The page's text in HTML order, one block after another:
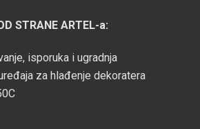
STRANE ARTEL-a:
isporuka i ugradnja
za hlađenje dekoratera